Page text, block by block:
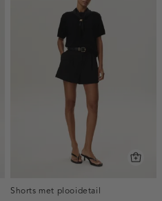
Shorts met plooidetail